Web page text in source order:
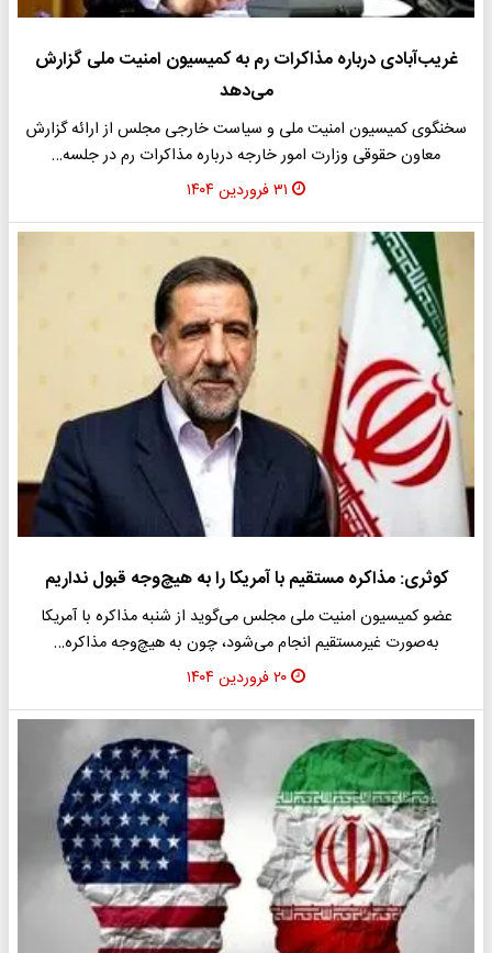
غریب‌آبادی درباره مذاکرات رم به کمیسیون امنیت ملی گزارش
می‌دهد
سخنگوی کمیسیون امنیت ملی و سیاست خارجی مجلس از ارائه گزارش
معاون حقوقی وزارت امور خارجه درباره مذاکرات رم در جلسه…
۳۱ فروردین ۱۴۰۴
کوثری: مذاکره مستقیم با آمریکا را به هیچ‌وجه قبول نداریم
عضو کمیسیون امنیت ملی مجلس می‌گوید از شنبه مذاکره با آمریکا
به‌صورت غیرمستقیم انجام می‌شود، چون به هیچ‌وجه مذاکره…
۲۰ فروردین ۱۴۰۴